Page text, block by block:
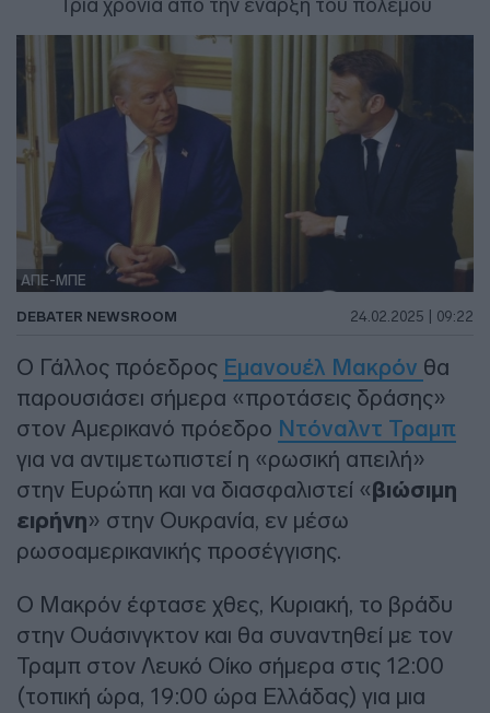
ΑΠΕ-ΜΠΕ
DEBATER NEWSROOM 24.02.2025 | 09:22
Ο Γάλλος πρόεδρος Εμανουέλ Μακρόν θα
παρουσιάσει σήμερα «προτάσεις δράσης»
στον Αμερικανό πρόεδρο Ντόναλντ Τραμπ
για να αντιμετωπιστεί η «ρωσική απειλή»
στην Ευρώπη και να διασφαλιστεί «βιώσιμη
ειρήνη» στην Ουκρανία, εν μέσω
ρωσοαμερικανικής προσέγγισης.
Ο Μακρόν έφτασε χθες, Κυριακή, το βράδυ
στην Ουάσινγκτον και θα συναντηθεί με τον
Τραμπ στον Λευκό Οίκο σήμερα στις 12:00
(τοπική ώρα, 19:00 ώρα Ελλάδας) για μια